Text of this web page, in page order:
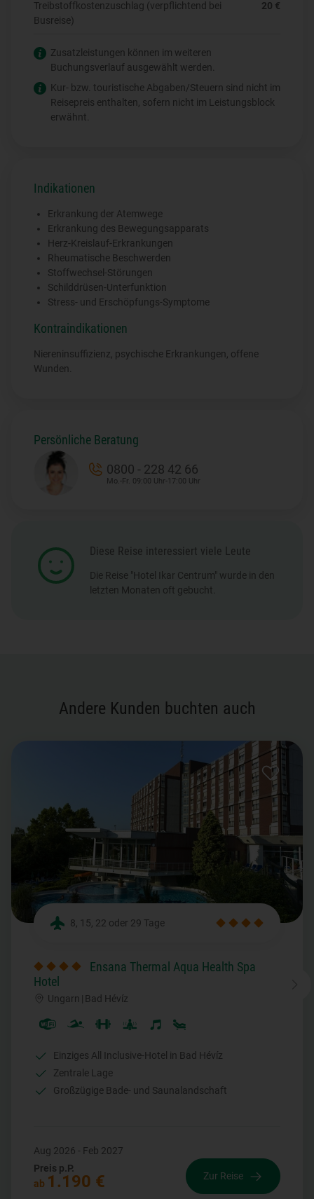
Hotel Ikar Centrum in Kolberg
Treibstoffkostenzuschlag (verpflichtend bei
Busreise)
20 €
Zusatzleistungen können im weiteren
Buchungsverlauf ausgewählt werden.
Kur- bzw. touristische Abgaben/Steuern sind nicht im
Reisepreis enthalten, sofern nicht im Leistungsblock
erwähnt.
Indikationen
Erkrankung der Atemwege
Erkrankung des Bewegungsapparats
Herz-Kreislauf-Erkrankungen
Rheumatische Beschwerden
Stoffwechsel-Störungen
Schilddrüsen-Unterfunktion
Stress- und Erschöpfungs-Symptome
Kontraindikationen
Niereninsuffizienz, psychische Erkrankungen, offene
Wunden.
Persönliche Beratung
0800 - 228 42 66
Mo.-Fr. 09:00 Uhr-17:00 Uhr
Diese Reise interessiert viele Leute
Die Reise "Hotel Ikar Centrum" wurde in den
letzten Monaten oft gebucht.
Andere Kunden buchten auch
8, 15, 22 oder 29 Tage
Ensana Thermal Aqua Health Spa
Hotel
Ungarn | Bad Hévíz
Einziges All Inclusive-Hotel in Bad Hévíz
Zentrale Lage
Großzügige Bade- und Saunalandschaft
Aug 2026 - Feb 2027
Preis p.P.
ab 1.190 € Zur Reise